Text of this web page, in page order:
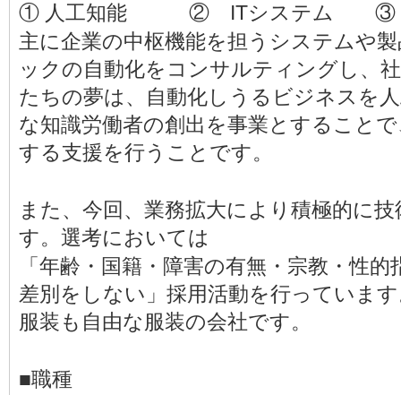
① 人工知能 ② ITシステム ③
主に企業の中枢機能を担うシステムや
ックの自動化をコンサルティングし、
たちの夢は、自動化しうるビジネスを
な知識労働者の創出を事業とすること
する支援を行うことです。
また、今回、業務拡大により積極的に
す。選考においては
「年齢・国籍・障害の有無・宗教・性
差別をしない」採用活動を行っていま
服装も自由な服装の会社です。
■職種